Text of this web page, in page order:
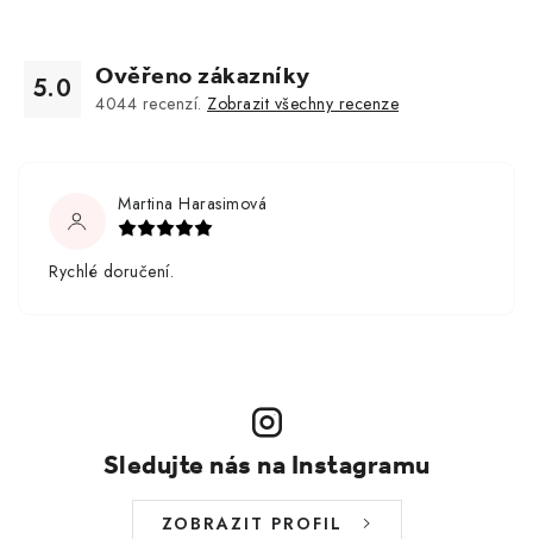
5.0 Ověřeno zákazníky
4044 recenzí. Zobrazit všechny recenze
Martina Harasimová
Rychlé doručení.
Sledujte nás na Instagramu
ZOBRAZIT PROFIL